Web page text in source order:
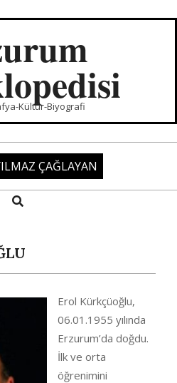
Kültür-Biyografi
ÇAĞLAYAN
Search
Erol Kürkçüoğlu,
06.01.1955 yılında
Erzurum’da doğdu.
İlk ve orta
öğrenimini